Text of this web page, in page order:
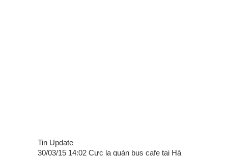
Tin Update
30/03/15 14:02 Cực lạ quán bus cafe tại Hà